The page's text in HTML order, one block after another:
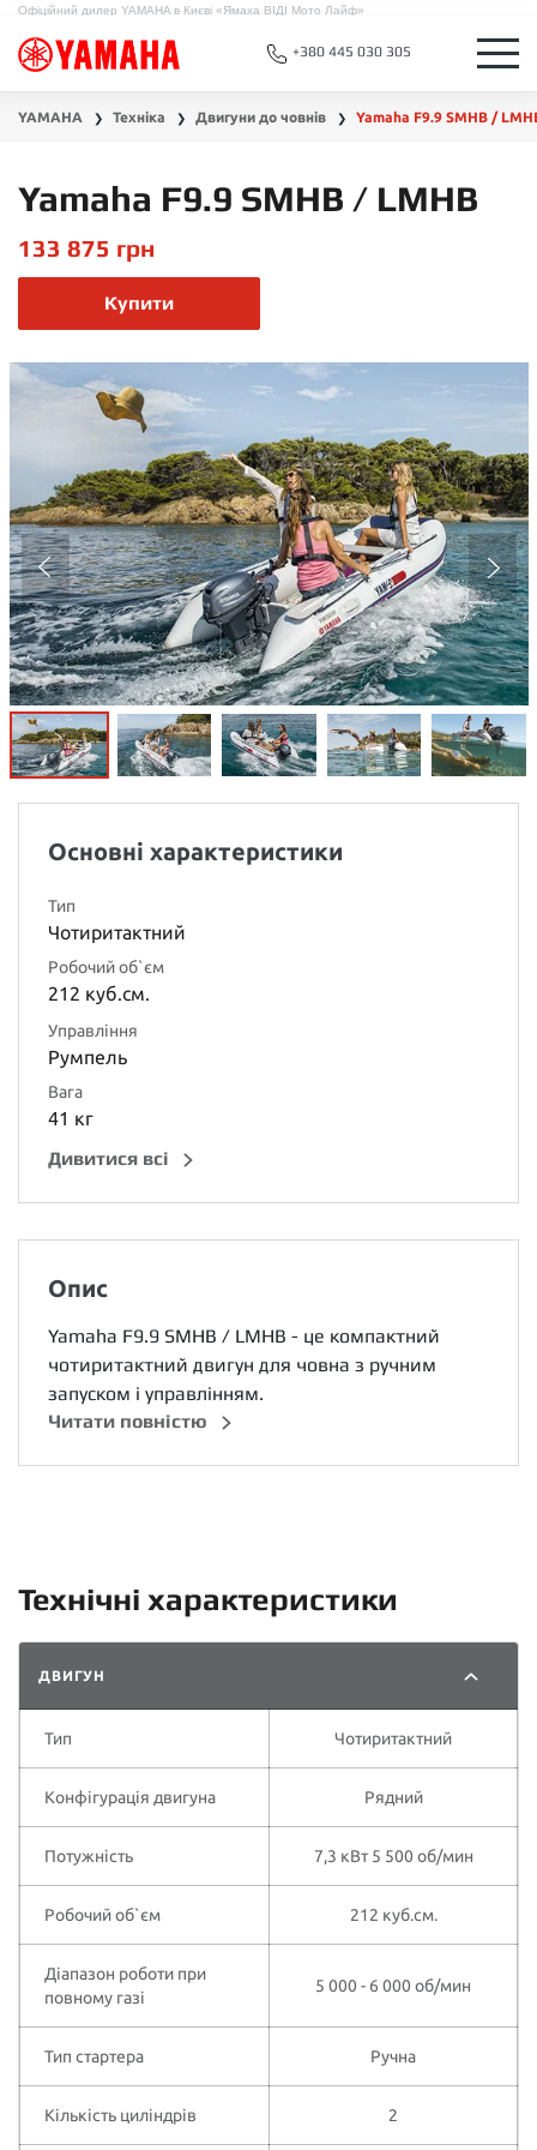
Офіційний дилер YAMAHA в Києві «Ямаха ВІДІ Мото Лайф»
+380 445 030 305
YAMAHA ❯ Техніка ❯ Двигуни до човнів ❯ Yamaha F9.9 SMHB /
Yamaha F9.9 SMHB / LMHB
133 875 грн
Купити
Основні характеристики
Тип
Чотиритактний
Робочий об`єм
212 куб.см.
Управління
Румпель
Вага
41 кг
Дивитися всі
Опис
Yamaha F9.9 SMHB / LMHB - це компактний
чотиритактний двигун для човна з ручним
запуском і управлінням.
Читати повністю
Технічні характеристики
ДВИГУН
Тип Чотиритактний
Конфігурація двигуна Рядний
Потужність 7,3 кВт 5 500 об/мин
Робочий об`єм 212 куб.см.
Діапазон роботи при
повному газі
5 000 - 6 000 об/мин
Тип стартера Ручна
Кількість циліндрів 2